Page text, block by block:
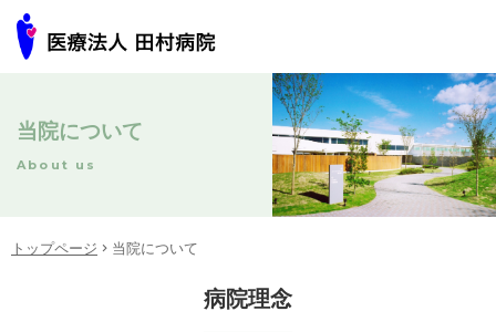
当院について
About us
トップページ 当院について
病院理念